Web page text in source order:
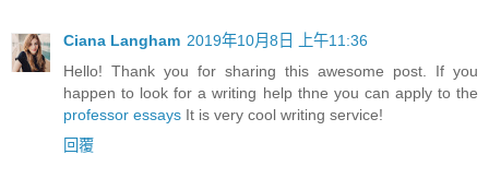
Ciana Langham 2019年10月8日 上午11:36
Hello! Thank you for sharing this awesome post. If you
happen to look for a writing help thne you can apply to the
professor essays It is very cool writing service!
回覆